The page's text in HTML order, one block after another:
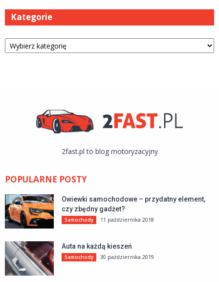
Kategorie
Kategorie
2fast.pl to blog motoryzacyjny
POPULARNE POSTY
Owiewki samochodowe – przydatny element,
czy zbędny gadżet?
Samochody 11 października 2018
Auta na każdą kieszeń
Samochody 30 października 2019